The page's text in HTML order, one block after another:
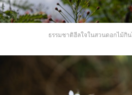
ธรรมชาติฮีลใจในสวนดอกไม้กิ